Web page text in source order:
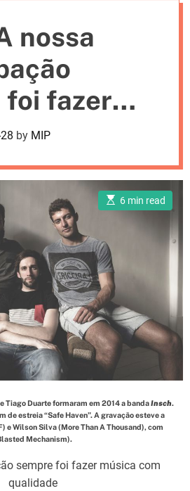
nossa
foi fazer
by MIP
E
s
a
t
e
d
r
e
d
t
i
m
e
6 min read
Tiago Duarte formaram em 2014 a bandaInsch.
de estreia “Safe Haven”. A gravação esteve a
e Wilson Silva (More Than A Thousand), com
Mechanism).
sempre foi fazer música com
qualidade